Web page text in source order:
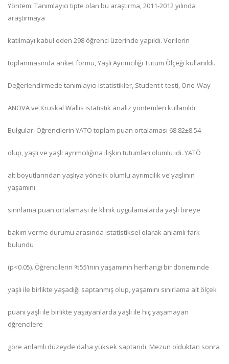
Yöntem: Tanımlayıcı tipte olan bu araştırma, 2011-2012 yılında
araştırmaya
katılmayı kabul eden 298 öğrenci üzerinde yapıldı. Verilerin
toplanmasında anket formu, Yaşlı Ayrımcılığı Tutum Ölçeği kullanıldı.
Değerlendirmede tanımlayıcı istatistikler, Student t-testi, One-Way
ANOVA ve Kruskal Wallis istatistik analiz yöntemleri kullanıldı.
Bulgular: Öğrencilerin YATÖ toplam puan ortalaması 68.82±8.54
olup, yaşlı ve yaşlı ayrımcılığına ilişkin tutumları olumlu idi. YATÖ
alt boyutlarından yaşlıya yönelik olumlu ayrımcılık ve yaşlının
yaşamını
sınırlama puan ortalaması ile klinik uygulamalarda yaşlı bireye
bakım verme durumu arasında istatistiksel olarak anlamlı fark
bulundu
(p<0.05). Öğrencilerin %55’inin yaşamının herhangi bir döneminde
yaşlı ile birlikte yaşadığı saptanmış olup, yaşamını sınırlama alt ölçek
puanı yaşlı ile birlikte yaşayanlarda yaşlı ile hiç yaşamayan
öğrencilere
göre anlamlı düzeyde daha yüksek saptandı. Mezun olduktan sonra